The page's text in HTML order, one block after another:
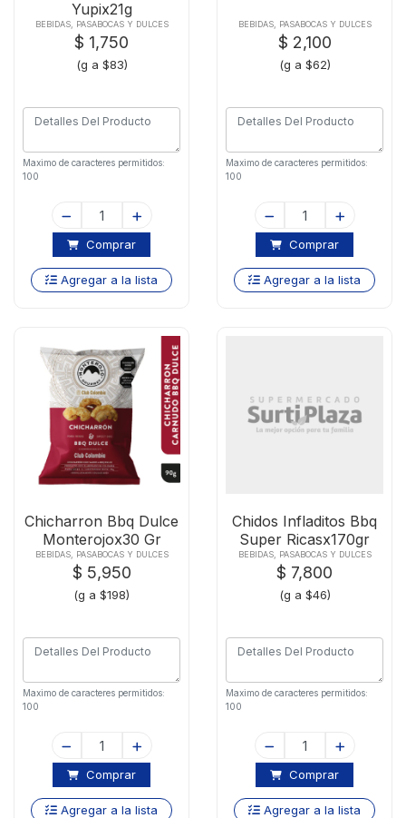
Yupix21g
BEBIDAS, PASABOCAS Y DULCES
$ 1,750
(g a $83)
Maximo de caracteres permitidos:
100
Comprar
Agregar a la lista
BEBIDAS, PASABOCAS Y DULCES
$ 2,100
(g a $62)
Maximo de caracteres permitidos:
100
Comprar
Agregar a la lista
Chicharron Bbq Dulce
Monterojox30 Gr
BEBIDAS, PASABOCAS Y DULCES
$ 5,950
(g a $198)
Maximo de caracteres permitidos:
100
Comprar
Agregar a la lista
Chidos Infladitos Bbq
Super Ricasx170gr
BEBIDAS, PASABOCAS Y DULCES
$ 7,800
(g a $46)
Maximo de caracteres permitidos:
100
Comprar
Agregar a la lista